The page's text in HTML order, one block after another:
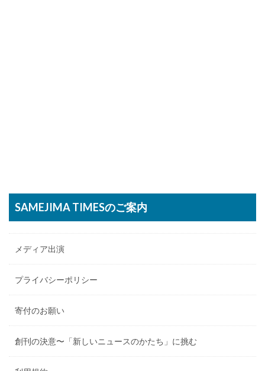
SAMEJIMA TIMESのご案内
メディア出演
プライバシーポリシー
寄付のお願い
創刊の決意〜「新しいニュースのかたち」に挑む